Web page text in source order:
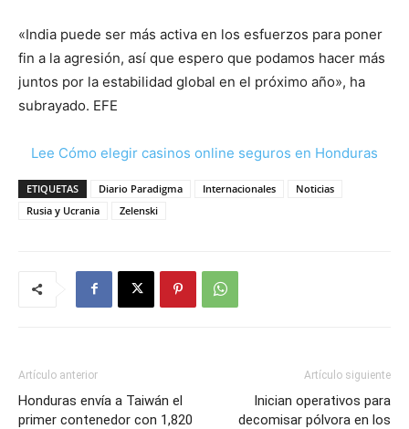
«India puede ser más activa en los esfuerzos para poner
fin a la agresión, así que espero que podamos hacer más
juntos por la estabilidad global en el próximo año», ha
subrayado. EFE
Lee Cómo elegir casinos online seguros en Honduras
ETIQUETAS Diario Paradigma Internacionales
Noticias
Rusia y Ucrania
Zelenski
Artículo anterior
Honduras envía a Taiwán el
primer contenedor con 1,820
Artículo siguiente
Inician operativos para
decomisar pólvora en los